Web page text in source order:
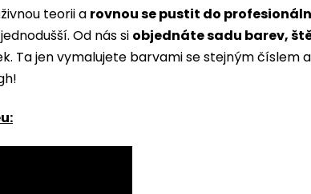
teorii a rovnou se pustit do
Od nás si objednáte sadu barev,
Ta jen vymalujete barvami se stejným číslem